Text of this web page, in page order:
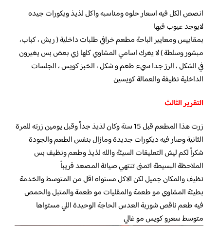
انصص الكل فيه اسعار حلوه ومناسبه واكل لذيذ ويكورات جيده
لايوجد عيوب فيها
بمقاييس ومعايير الباحة مطعم خرافي طلبات داخلية ( ريش ، كباب،
مبشور وسلطة ) لا يغرك اسامي المشاوي كلها زي بعض بس يغيرون
في الشكل ، الرز جدا سيء طعم و شكل ، الخبز كويس ، الجلسات
الداخلية نظيفة والعمالة كويسين
التقرير الثالث
زرت هذا المطعم قبل 15 سنة وكان لذيذ جداً وقبل يومين زرته للمرة
الثانية وصار فيه ديكورات جديدة ومازال بنفس الطعم والجودة
شكراً لكم ليش التعليقات السيئة والله لذيذ وطعم ونظيف بس
الملاحظة البسيطة اتمنى تنتهي صيانة المصعد قريباً
نظيف والمكان جميل لكن الاكل مستواه اقل من المتوسط والخدمة
بطيئة المشاوي مو طعمة والمقليات مو طعمة والمتبل والحمص
فيه طعم ناقص شوربة العدس الحاجة الوحيدة اللي مستواها
متوسط سعرو كويس مو غالي